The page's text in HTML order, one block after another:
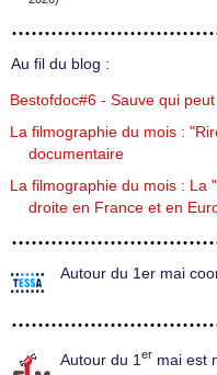
Au fil du blog :
Bestofdoc#6 - Sauve qui
La filmographie du mois :
documentaire
La filmographie du mois : La
droite en France et en
Autour du 1er mai
Autour du 1 er mai est